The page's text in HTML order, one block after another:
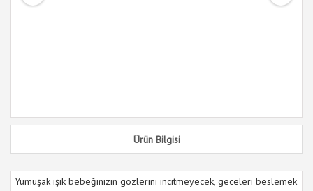
Ürün Bilgisi
Yumuşak ışık bebeğinizin gözlerini incitmeyecek, geceleri beslemek